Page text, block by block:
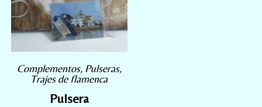
Complementos, Pulseras,
Trajes de flamenca
Pulsera